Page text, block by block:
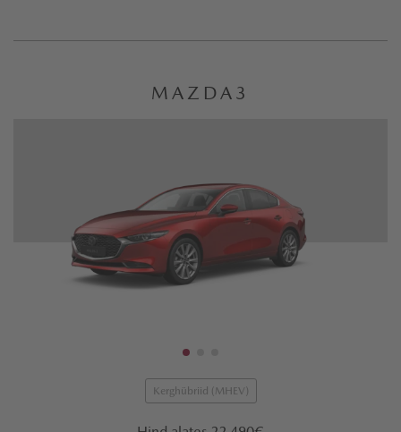
MAZDA3
Kerghübriid (MHEV)